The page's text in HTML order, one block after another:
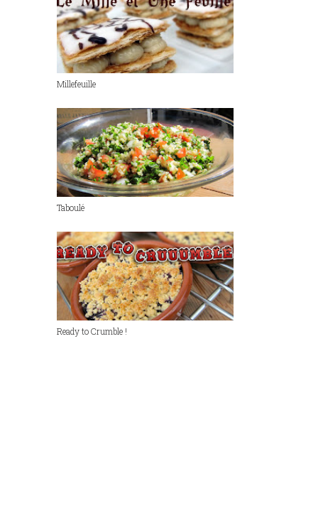
Millefeuille
Taboulé
Ready to Crumble !